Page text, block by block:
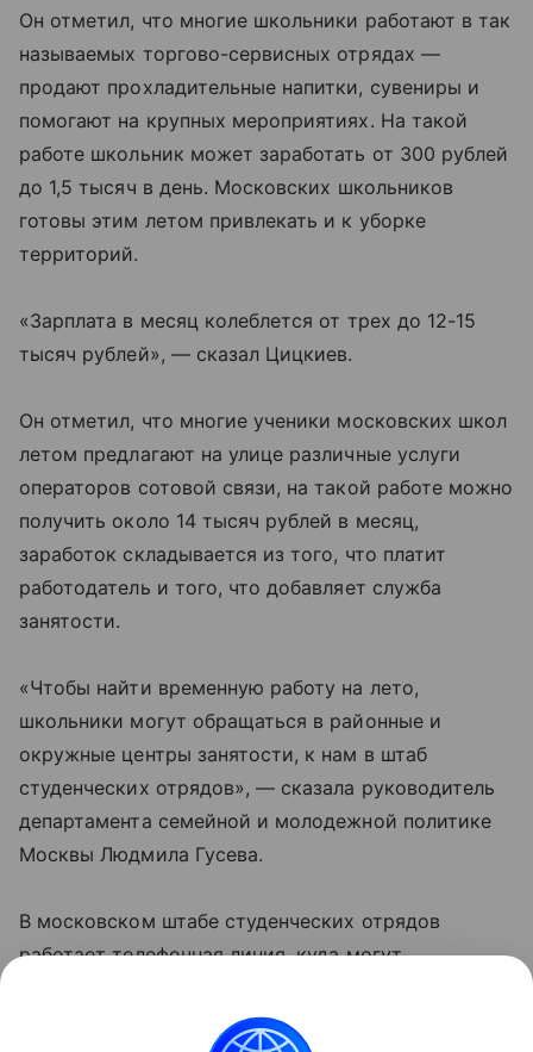
Он отметил, что многие школьники работают в так
называемых торгово-сервисных отрядах —
продают прохладительные напитки, сувениры и
помогают на крупных мероприятиях. На такой
работе школьник может заработать от 300 рублей
до 1,5 тысяч в день. Московских школьников
готовы этим летом привлекать и к уборке
территорий.
«Зарплата в месяц колеблется от трех до 12-15
тысяч рублей», — сказал Цицкиев.
Он отметил, что многие ученики московских школ
летом предлагают на улице различные услуги
операторов сотовой связи, на такой работе можно
получить около 14 тысяч рублей в месяц,
заработок складывается из того, что платит
работодатель и того, что добавляет служба
занятости.
«Чтобы найти временную работу на лето,
школьники могут обращаться в районные и
окружные центры занятости, к нам в штаб
студенческих отрядов», — сказала руководитель
департамента семейной и молодежной политике
Москвы Людмила Гусева.
В московском штабе студенческих отрядов
работает телефонная линия, куда могут